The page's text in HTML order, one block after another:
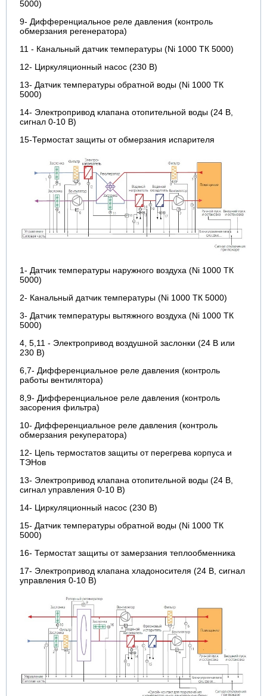
5000)
9- Дифференциальное реле давления (контроль
обмерзания регенератора)
11 - Канальный датчик температуры (Ni 1000 ТК 5000)
12- Циркуляционный насос (230 В)
13- Датчик температуры обратной воды (Ni 1000 ТК
5000)
14- Электропривод клапана отопительной воды (24 В,
сигнал 0-10 В)
15-Термостат защиты от обмерзания испарителя
1- Датчик температуры наружного воздуха (Ni 1000 ТК
5000)
2- Канальный датчик температуры (Ni 1000 ТК 5000)
3- Датчик температуры вытяжного воздуха (Ni 1000 ТК
5000)
4, 5,11 - Электропривод воздушной заслонки (24 В или
230 В)
6,7- Дифференциальное реле давления (контроль
работы вентилятора)
8,9- Дифференциальное реле давления (контроль
засорения фильтра)
10- Дифференциальное реле давления (контроль
обмерзания рекуператора)
12- Цепь термостатов защиты от перегрева корпуса и
ТЭНов
13- Электропривод клапана отопительной воды (24 В,
сигнал управления 0-10 В)
14- Циркуляционный насос (230 В)
15- Датчик температуры обратной воды (Ni 1000 ТК
5000)
16- Термостат защиты от замерзания теплообменника
17- Электропривод клапана хладоносителя (24 В, сигнал
управления 0-10 В)